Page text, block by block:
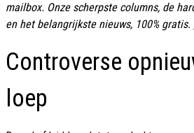
mailbox. Onze scherpste columns, de
en het belangrijkste nieuws, 100% gratis.
Controverse
loep